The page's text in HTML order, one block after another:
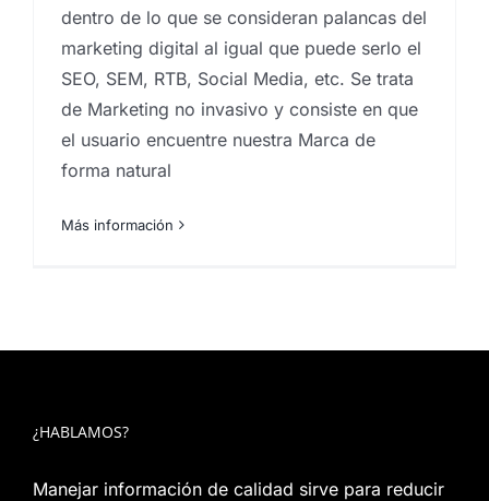
dentro de lo que se consideran palancas del
marketing digital al igual que puede serlo el
SEO, SEM, RTB, Social Media, etc. Se trata
de Marketing no invasivo y consiste en que
el usuario encuentre nuestra Marca de
forma natural
Más información
¿HABLAMOS?
Manejar información de calidad sirve para reducir